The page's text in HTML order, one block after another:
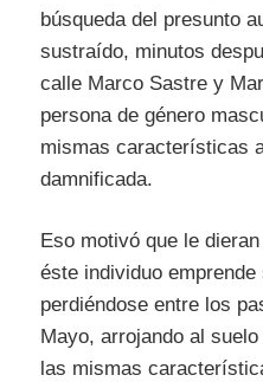
búsqueda del presunto
sustraído, minutos
calle Marco Sastre y
persona de género
mismas características
damnificada.
Eso motivó que le
éste individuo
perdiéndose entre los
Mayo, arrojando al
las mismas